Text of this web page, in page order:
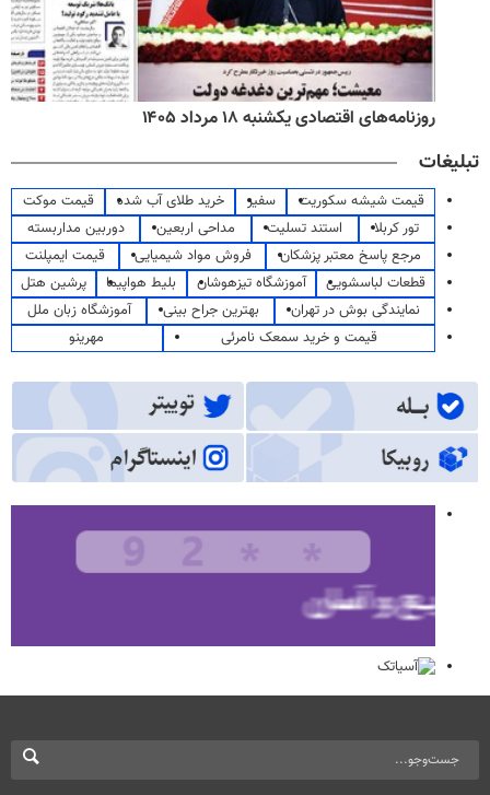
روزنامه‌های اقتصادی یکشنبه ۱۸ مرداد ۱۴۰۵
تبلیغات
قیمت شیشه سکوریت سفیر خرید طلای آب شده
قیمت موکت
تور کربلا
استند تسلیت مداحی اربعین
دوربین مداربسته
مرجع پاسخ معتبر پزشکان
فروش مواد شیمیایی
قیمت ایمپلنت
قطعات لباسشویی
آموزشگاه تیزهوشان بلیط هواپیما
پرشین هتل
نمایندگی بوش در تهران
بهترین جراح بینی
آموزشگاه زبان ملل
قیمت و خرید سمعک نامرئی
مهرینو